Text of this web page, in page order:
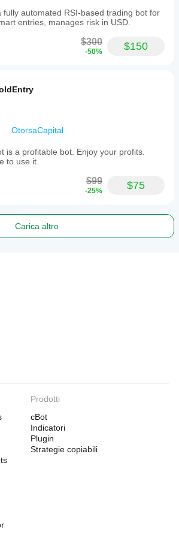
fully automated RSI-based trading bot for
entries, manages risk in USD.
$300
-50% $150
OtorsaCapital
is a profitable bot. Enjoy your profits.
to use it.
$99
-25% $75
Carica altro
Prodotti
cBot
Indicatori
Plugin
Strategie copiabili